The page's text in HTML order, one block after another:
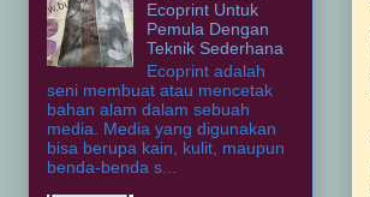
Ecoprint Untuk
Pemula Dengan
Teknik Sederhana
Ecoprint adalah
seni membuat atau mencetak
bahan alam dalam sebuah
media. Media yang digunakan
bisa berupa kain, kulit, maupun
benda-benda s...